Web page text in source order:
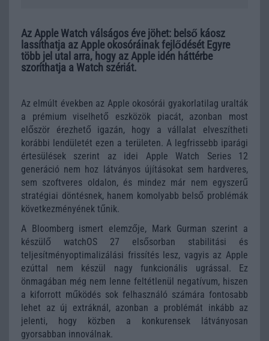
Az Apple Watch válságos éve jöhet: belső káosz
lassíthatja az Apple okosóráinak fejlődését Egyre
több jel utal arra, hogy az Apple idén háttérbe
szoríthatja a Watch szériát.
Az elmúlt években az Apple okosórái gyakorlatilag uralták
a prémium viselhető eszközök piacát, azonban most
először érezhető igazán, hogy a vállalat elveszítheti
korábbi lendületét ezen a területen. A legfrissebb iparági
értesülések szerint az idei Apple Watch Series 12
generáció nem hoz látványos újításokat sem hardveres,
sem szoftveres oldalon, és mindez már nem egyszerű
stratégiai döntésnek, hanem komolyabb belső problémák
következményének tűnik.
A Bloomberg ismert elemzője, Mark Gurman szerint a
készülő watchOS 27 elsősorban stabilitási és
teljesítményoptimalizálási frissítés lesz, vagyis az Apple
ezúttal nem készül nagy funkcionális ugrással. Ez
önmagában még nem lenne feltétlenül negatívum, hiszen
a kiforrott működés sok felhasználó számára fontosabb
lehet az új extráknál, azonban a problémát inkább az
jelenti, hogy közben a konkurensek látványosan
gyorsabban innoválnak.